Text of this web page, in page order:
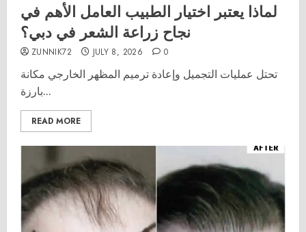
لماذا يعتبر اختيار الطبيب العامل الأهم في
نجاح زراعة الشعر في دبي؟
ZUNNIK72 JULY 8, 2026 0
تحتل عمليات التجميل وإعادة ترميم المظهر الخارجي مكانة
بارزة...
READ MORE